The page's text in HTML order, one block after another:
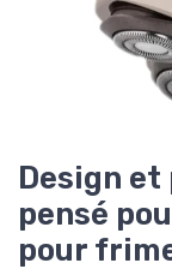
Design et
pensé
pour